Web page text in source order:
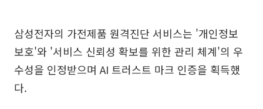
삼성전자의 가전제품 원격진단 서비스는 '개인정보
보호'와 '서비스 신뢰성 확보를 위한 관리 체계'의 우
수성을 인정받으며 AI 트러스트 마크 인증을 획득했
다.